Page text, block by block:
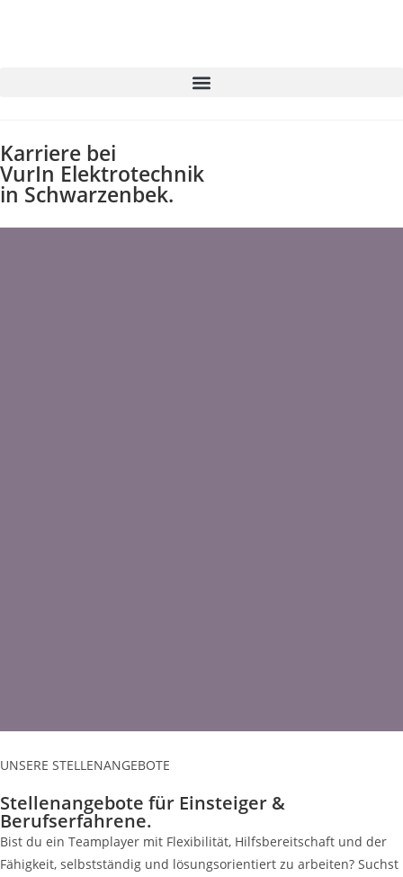
Karriere bei
VurIn Elektrotechnik
in Schwarzenbek.​
UNSERE STELLENANGEBOTE
Stellenangebote für Einsteiger &
Berufserfahrene.
Bist du ein Teamplayer mit Flexibilität, Hilfsbereitschaft und der
Fähigkeit, selbstständig und lösungsorientiert zu arbeiten? Suchst